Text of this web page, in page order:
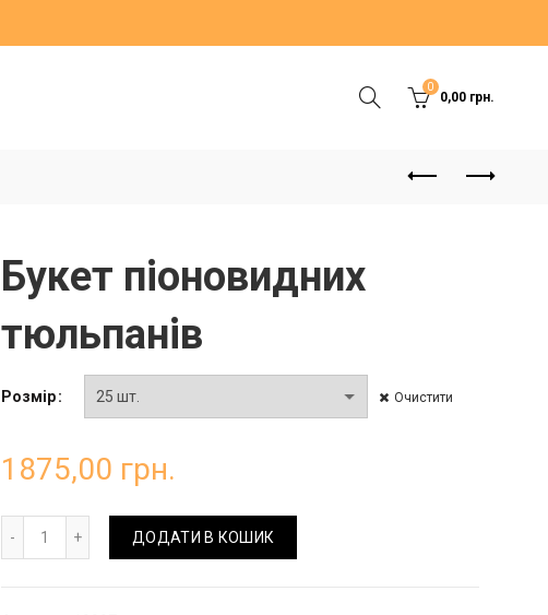
0
0,00грн.
Букет піоновидних
тюльпанів
Розмір Очистити
1875,00 грн.
ДОДАТИ В КОШИК